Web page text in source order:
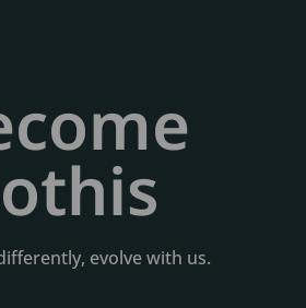
evolve with us.